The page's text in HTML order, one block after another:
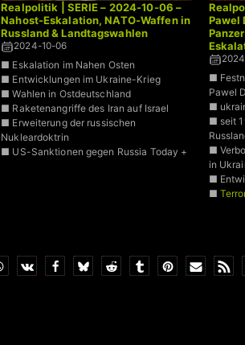
Realpolitik | SERIE – 2024-10-06 –
Nahost-Eskalation, NATO-Waffen in
Russland & Landtagswahlen
2024-10-06
■ Eskalation im Nahen Osten
■ Entwicklungen im Ukraine-Krieg
■ Wahlen in Ostdeutschland
■ Raketenangriffe des Iran auf Israel
■ Erweiterung der russischen
Nukleardoktrin
■ US-Sanktionen gegen Russia Today +
Pawel
■
Pawel
■
■ seit
■
in
■
■